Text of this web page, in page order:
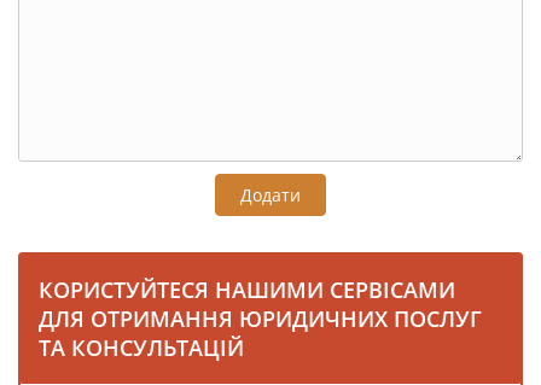
Додати
КОРИСТУЙТЕСЯ НАШИМИ СЕРВІСАМИ
ДЛЯ ОТРИМАННЯ ЮРИДИЧНИХ ПОСЛУГ
ТА КОНСУЛЬТАЦІЙ